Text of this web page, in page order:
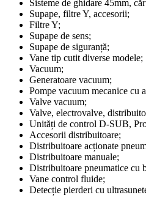
Sisteme de ghidare 45mm,
Supape, filtre Y, accesorii;
Filtre Y;
Supape de sens;
Supape de siguranță;
Vane tip cutit diverse modele;
Vacuum;
Generatoare vacuum;
Pompe vacuum mecanice cu
Valve vacuum;
Valve, electrovalve,
Unități de control D-SUB,
Accesorii distribuitoare;
Distribuitoare acționate
Distribuitoare manuale;
Distribuitoare pneumatice cu
Vane control fluide;
Detecție pierderi cu